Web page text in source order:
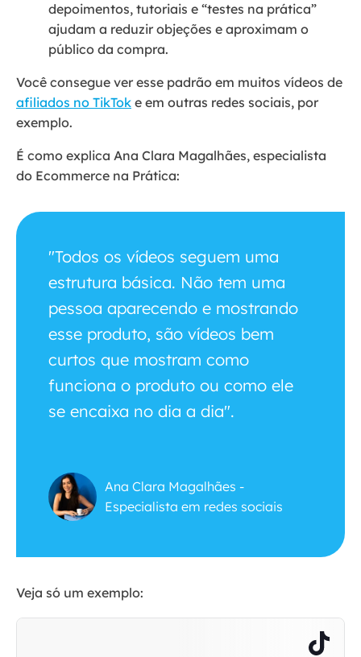
depoimentos, tutoriais e “testes na prática”
ajudam a reduzir objeções e aproximam o
público da compra.
Você consegue ver esse padrão em muitos vídeos de
afiliados no TikTok e em outras redes sociais, por
exemplo.
É como explica Ana Clara Magalhães, especialista
do Ecommerce na Prática:
"Todos os vídeos seguem uma
estrutura básica. Não tem uma
pessoa aparecendo e mostrando
esse produto, são vídeos bem
curtos que mostram como
funciona o produto ou como ele
se encaixa no dia a dia".
Ana Clara Magalhães -
Especialista em redes sociais
Veja só um exemplo: